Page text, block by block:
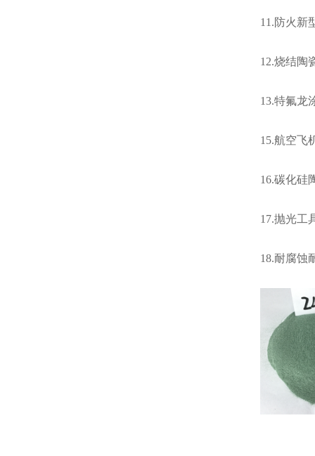
11.防火新
12.烧结陶
13.特氟龙
15.航空飞
16.碳化硅
17.抛光工
18.耐腐蚀